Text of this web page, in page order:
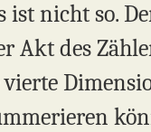
ist nicht so.
Akt des